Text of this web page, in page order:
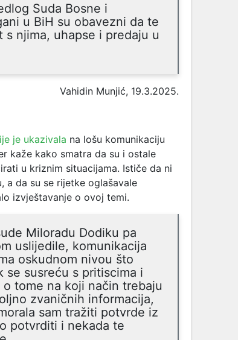
Suda Bosne i
u BiH su obavezni da te
njima, uhapse i predaju u
Vahidin Munjić, 19.3.2025.
je ukazivala na lošu komunikaciju
kaže kako smatra da su i ostale
u kriznim situacijama. Ističe da ni
a da su se rijetke oglašavale
izvještavanje o ovoj temi.
Miloradu Dodiku pa
uslijedile, komunikacija
oskudnom nivou što
se susreću s pritiscima i
tome na koji način trebaju
zvaničnih informacija,
sam tražiti potvrde iz
potvrditi i nekada te